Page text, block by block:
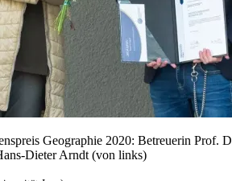
Geographie 2020: Betreuerin Prof.
Dieter Arndt (von links)